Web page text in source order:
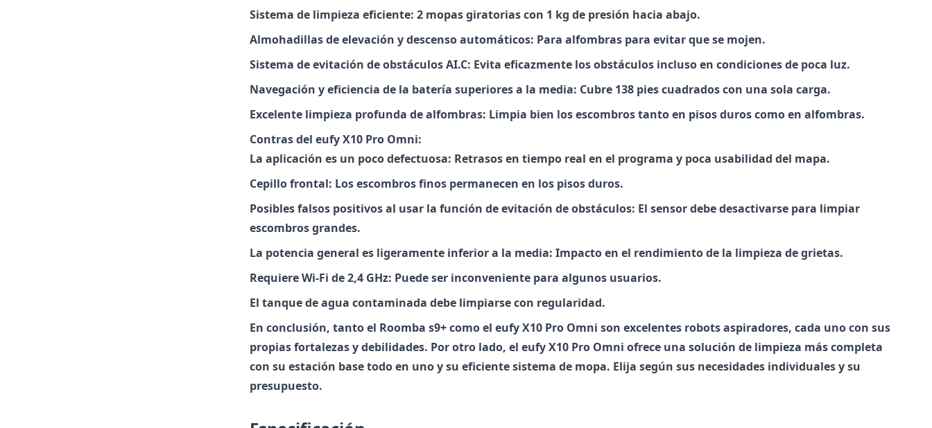
Sistema de limpieza eficiente: 2 mopas giratorias con 1 kg de presión hacia abajo.
Almohadillas de elevación y descenso automáticos: Para alfombras para evitar que se mojen.
Sistema de evitación de obstáculos AI.C: Evita eficazmente los obstáculos incluso en condiciones de poca luz.
Navegación y eficiencia de la batería superiores a la media: Cubre 138 pies cuadrados con una sola carga.
Excelente limpieza profunda de alfombras: Limpia bien los escombros tanto en pisos duros como en alfombras.
Contras del eufy X10 Pro Omni:
La aplicación es un poco defectuosa: Retrasos en tiempo real en el programa y poca usabilidad del mapa.
Cepillo frontal: Los escombros finos permanecen en los pisos duros.
Posibles falsos positivos al usar la función de evitación de obstáculos: El sensor debe desactivarse para limpiar
escombros grandes.
La potencia general es ligeramente inferior a la media: Impacto en el rendimiento de la limpieza de grietas.
Requiere Wi-Fi de 2,4 GHz: Puede ser inconveniente para algunos usuarios.
El tanque de agua contaminada debe limpiarse con regularidad.
En conclusión, tanto el Roomba s9+ como el eufy X10 Pro Omni son excelentes robots aspiradores, cada uno con sus
propias fortalezas y debilidades. Por otro lado, el eufy X10 Pro Omni ofrece una solución de limpieza más completa
con su estación base todo en uno y su eficiente sistema de mopa. Elija según sus necesidades individuales y su
presupuesto.